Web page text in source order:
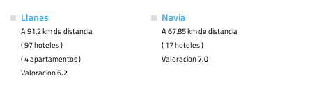
Llanes
A 91.2 km de distancia
( 97 hoteles )
( 4 apartamentos )
Valoracion6.2
Navia
A 67.85 km de distancia
( 17 hoteles )
Valoracion7.0